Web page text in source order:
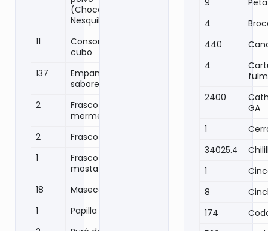
(Chocomilk,
Nesquik)
11
Consomé pollo
cubo
137
Empanadas
sabores
2
Frasco
mermelada
2
Frasco mole
1
Frasco
mostaza
18
Maseca
1
Papilla Gerber
9
4
440
4
2400
GA
1
34025.4
1
8
174